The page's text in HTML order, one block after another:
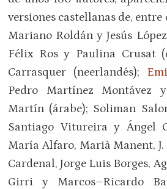
versiones castellanas de,
Mariano Roldán y Jesús
Félix Ros y Paulina Crusat
Carrasquer (neerlandés);
Pedro Martínez Montávez
Martín (árabe); Soliman
Santiago Vitureira y Ángel
María Alfaro, Marià Manent, J.
Cardenal, Jorge Luis Borges,
Girri y Marcos–Ricardo